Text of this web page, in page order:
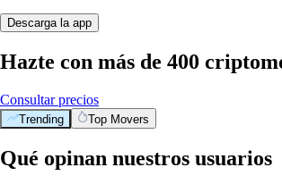
Descarga la app
Hazte con más de 400
Consultar precios
Trending Top Movers
Qué opinan nuestros usuarios